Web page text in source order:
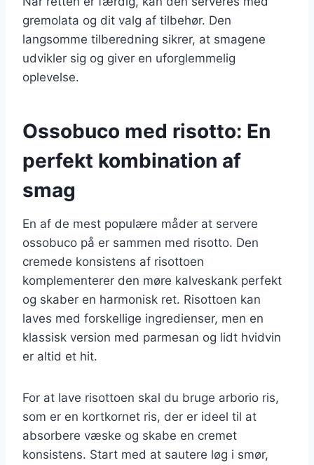
gremolata og dit valg af tilbehør. Den
langsomme tilberedning sikrer, at smagene
udvikler sig og giver en uforglemmelig
oplevelse.
Ossobuco med risotto: En
perfekt kombination af
smag
En af de mest populære måder at servere
ossobuco på er sammen med risotto. Den
cremede konsistens af risottoen
komplementerer den møre kalveskank perfekt
og skaber en harmonisk ret. Risottoen kan
laves med forskellige ingredienser, men en
klassisk version med parmesan og lidt hvidvin
er altid et hit.
For at lave risottoen skal du bruge arborio ris,
som er en kortkornet ris, der er ideel til at
absorbere væske og skabe en cremet
konsistens. Start med at sautere løg i smør,